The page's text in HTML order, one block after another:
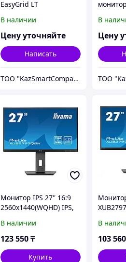
EasyGrid LT
В наличии
Цену уточняйте
Написать
ТОО "KazSmartCompany"
В
Цену
Монитор IPS 27'' 16:9
2560х1440(WQHD) IPS,
XUB2797QSNB2
В наличии
123 550₸
Купить
16:9,
В
103 560